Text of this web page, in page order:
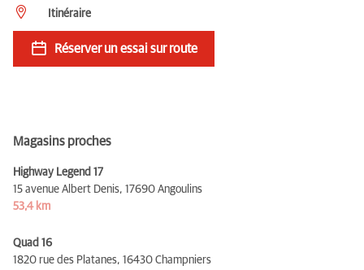
Itinéraire
Réserver un essai sur route
Magasins proches
Highway Legend 17
15 avenue Albert Denis, 17690 Angoulins
53,4 km
Quad 16
1820 rue des Platanes, 16430 Champniers